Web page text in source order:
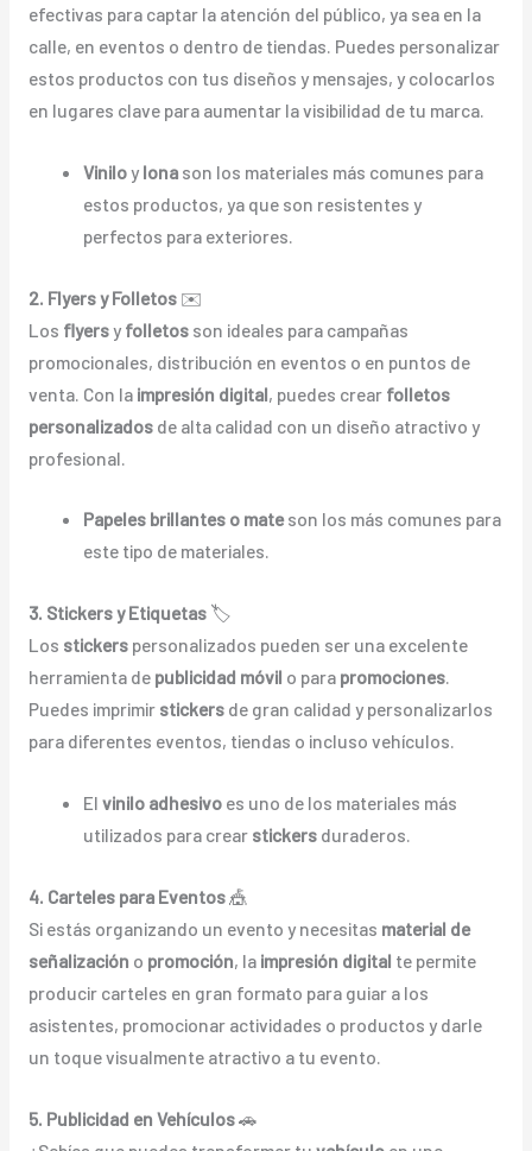
efectivas para captar la atención del público, ya sea en la
calle, en eventos o dentro de tiendas. Puedes personalizar
estos productos con tus diseños y mensajes, y colocarlos
en lugares clave para aumentar la visibilidad de tu marca.
Viniloy lona son los materiales más comunes para
estos productos, ya que son resistentes y
perfectos para exteriores.
2. Flyers y Folletos✉️
Los flyersy folletosson ideales para campañas
promocionales, distribución en eventos o en puntos de
venta. Con la impresión digital, puedes crear folletos
personalizadosde alta calidad con un diseño atractivo y
profesional.
Papeles brillantes o mateson los más comunes para
este tipo de materiales.
3. Stickers y Etiquetas🏷️
Los stickerspersonalizados pueden ser una excelente
herramienta de publicidad móvil o para promociones.
Puedes imprimir stickersde gran calidad y personalizarlos
para diferentes eventos, tiendas o incluso vehículos.
Elvinilo adhesivo es uno de los materiales más
utilizados para crear stickers duraderos.
4. Carteles para Eventos🎪
Si estás organizando un evento y necesitas material de
señalización o promoción, la impresión digital te permite
producir carteles en gran formato para guiar a los
asistentes, promocionar actividades o productos y darle
un toque visualmente atractivo a tu evento.
5. Publicidad en Vehículos🚗